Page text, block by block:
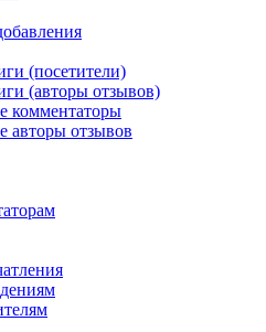
(посетители)
(авторы отзывов)
комментаторы
авторы отзывов